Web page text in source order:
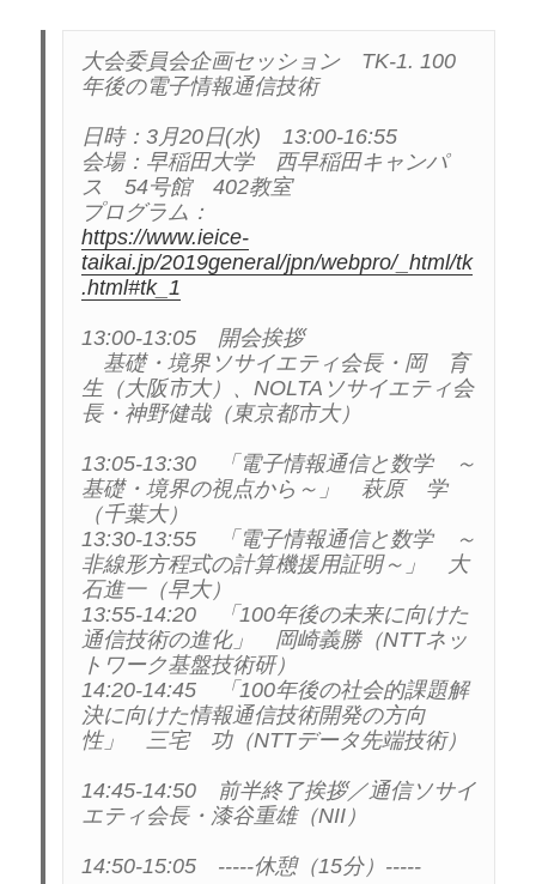
大会委員会企画セッション　TK-1. 100
年後の電子情報通信技術
日時：3月20日(水)　13:00-16:55
会場：早稲田大学　西早稲田キャンパ
ス　54号館　402教室
https://www.ieice-
taikai.jp/2019general/jpn/webpro/_html/tk
.html#tk_1
13:00-13:05　開会挨拶
基礎・境界ソサイエティ会長・岡　育
生（大阪市大）、NOLTAソサイエティ会
長・神野健哉（東京都市大）
13:05-13:30　「電子情報通信と数学　～
基礎・境界の視点から～」　萩原　学
（千葉大）
13:30-13:55　「電子情報通信と数学　～
非線形方程式の計算機援用証明～」　大
石進一（早大）
13:55-14:20　「100年後の未来に向けた
通信技術の進化」　岡崎義勝（NTTネッ
トワーク基盤技術研）
14:20-14:45　「100年後の社会的課題解
決に向けた情報通信技術開発の方向
性」　三宅　功（NTTデータ先端技術）
14:45-14:50　前半終了挨拶／通信ソサイ
エティ会長・漆谷重雄（NII）
14:50-15:05　-----休憩（15分）-----